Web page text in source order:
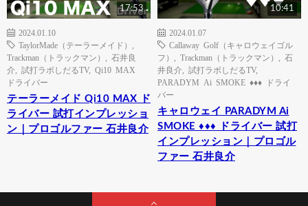
17:53
2024.01.10
TaylorMade（テーラーメイド）
Trackman（トラックマン）
石井良
介
試打ラボしだるTV, Qi10 MAX
ドライバー
テーラーメイド Qi10 MAX ド
ライバー 試打インプレッショ
ン｜プロゴルファー 石井良介
10:41
2024.01.07
Callaway Golf（キャロウェイゴル
フ）
Trackman（トラックマン）
石
井良介
試打ラボしだるTV,
PARADYM Ai SMOKE ♦♦♦ ドライ
バー
キャロウェイ PARADYM Ai
SMOKE ♦♦♦ ドライバー 試打
インプレッション｜プロゴル
ファー 石井良介